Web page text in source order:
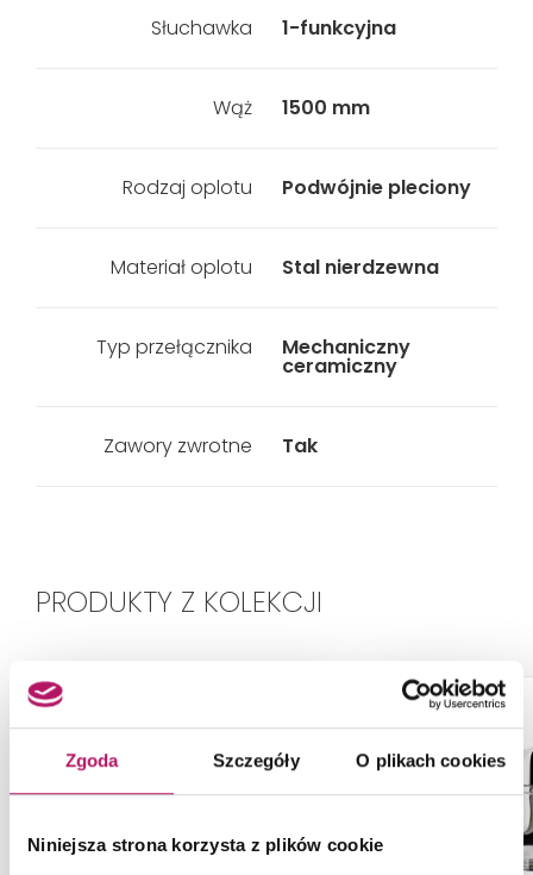
Zgoda Szczegóły O plikach cookies
Niniejsza strona korzysta z plików cookie
Słuchawka 1-funkcyjna
Wąż 1500 mm
Rodzaj oplotu Podwójnie pleciony
Materiał oplotu Stal nierdzewna
Typ przełącznika Mechaniczny
ceramiczny
Zawory zwrotne Tak
PRODUKTY Z KOLEKCJI
-7% -7%